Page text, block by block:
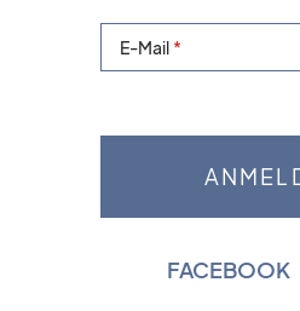
E-Mail
FACEBOOK